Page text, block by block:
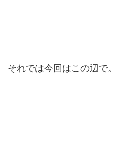
それでは今回はこの辺で。